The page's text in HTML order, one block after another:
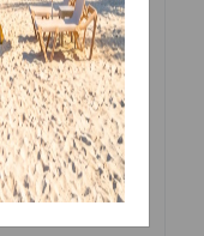
Vorlage in
E422,
,E122*, E133*
Kindern